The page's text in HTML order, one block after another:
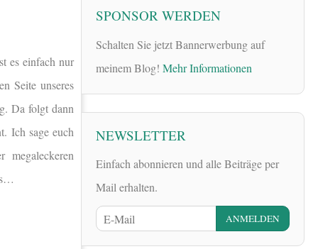
eseinfach nur
Seite unseres
Da folgt dann
Ich sage euch
SPONSOR WERDEN
Schalten Sie jetzt Bannerwerbung auf
meinem Blog! Mehr Informationen
NEWSLETTER
Einfach abonnieren und alle Beiträge per
Mail erhalten.